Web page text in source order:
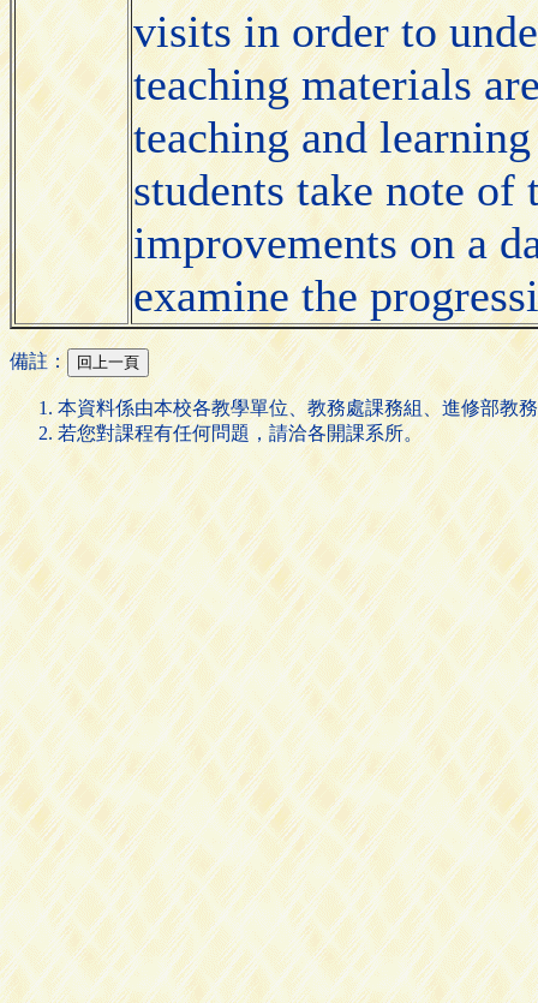
visits in order to
teaching materials
teaching and
students take note
improvements on a
examine the
備註：
本資料係由本校各教學單位、教務處課務組、進修部教
若您對課程有任何問題，請洽各開課系所。